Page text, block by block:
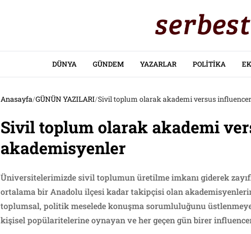
DÜNYA GÜNDEM YAZARLAR POLITIKA
Anasayfa/GÜNÜN YAZILARI/Sivil toplum olarak akademi versus
Sivil toplum olarak akademi
akademisyenler
Üniversitelerimizde sivil toplumun üretilme imkanı giderek
ortalama bir Anadolu ilçesi kadar takipçisi olan
toplumsal, politik meselede konuşma sorumluluğunu
kişisel popülaritelerine oynayan ve her geçen gün birer